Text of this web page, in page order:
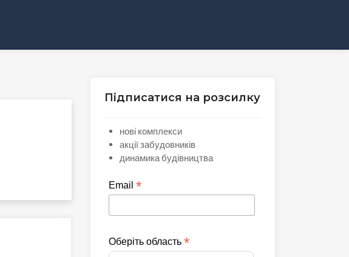
Підписатися на розсилку
нові комплекси
акції забудовників
динамика будівництва
Email*
Оберіть область*